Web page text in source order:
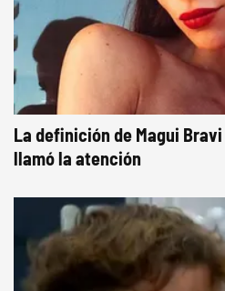
La definición de Magui
llamó la atención